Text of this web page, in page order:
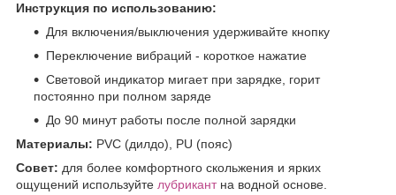
Инструкция по использованию:
Для включения/выключения удерживайте кнопку
Переключение вибраций - короткое нажатие
Световой индикатор мигает при зарядке, горит
постоянно при полном заряде
До 90 минут работы после полной зарядки
Материалы: PVC (дилдо), PU (пояс)
Совет: для более комфортного скольжения и ярких
ощущений используйте лубрикантна водной основе.